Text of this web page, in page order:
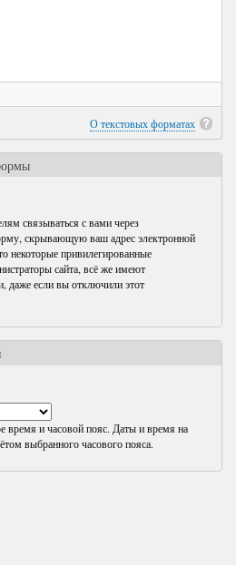
О текстовых форматах
связываться с вами через
скрывающую ваш адрес электронной
некоторые привилегированные
сайта, всё же имеют
даже если вы отключили этот
время и часовой пояс. Даты и время на
выбранного часового пояса.